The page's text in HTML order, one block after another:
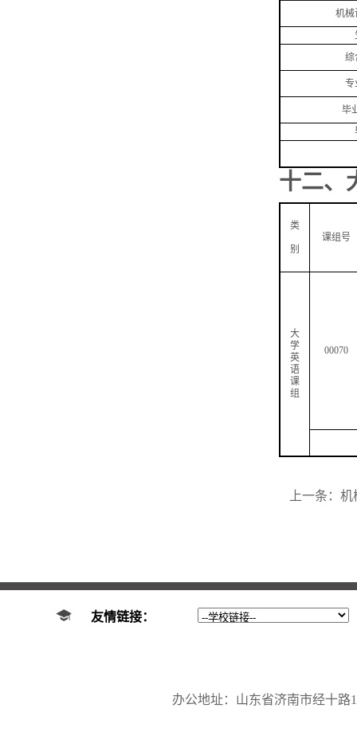
机械
综
专
毕
十二、
类
别
课组号
大
学
英
语
课
组
00070
上一条： 机
友情链接：
办公地址：山东省济南市经十路